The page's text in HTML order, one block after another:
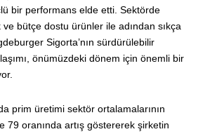
bir performans elde etti. Sektörde
bütçe dostu ürünler ile adından sıkça
Sigorta’nın sürdürülebilir
önümüzdeki dönem için önemli bir
prim üretimi sektör ortalamalarının
79 oranında artış göstererek şirketin